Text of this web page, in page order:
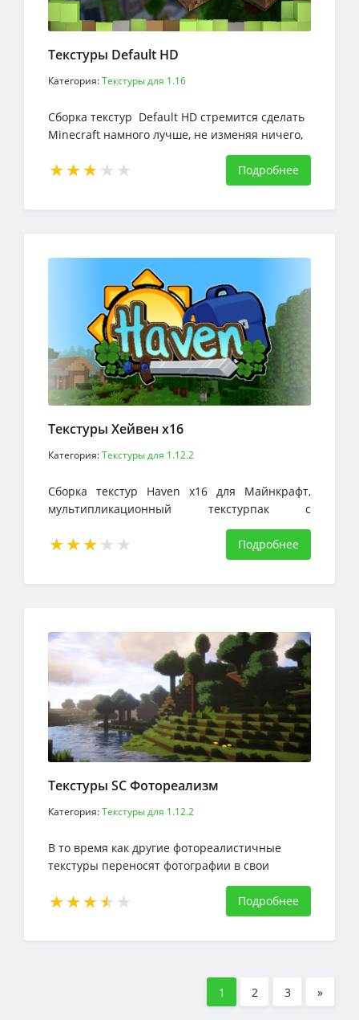
Текстуры Default HD
Категория:Текстуры для 1.16
Сборка текстур Default HD стремится сделать
Minecraft намного лучше, не изменяя ничего,
Подробнее
Текстуры Хейвен х16
Категория:Текстуры для 1.12.2
Сборка текстур Haven х16 для Майнкрафт,
мультипликационный текстурпак с
пиксельным стилем, умело дозированным
Подробнее
Текстуры SC Фотореализм
Категория:Текстуры для 1.12.2
В то время как другие фотореалистичные
текстуры переносят фотографии в свои
текстуры, SC Photorealism - это работа
ювелира
Подробнее
1 2 3 »